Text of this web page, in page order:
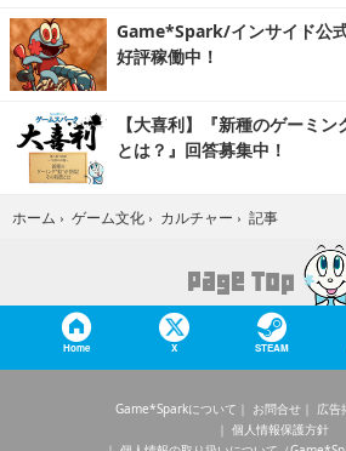
Game*Spark/インサイド公
好評稼働中！
【大喜利】『新種のゲーミ
とは？』回答募集中！
ホーム › ゲーム文化 › カルチャー › 記事
Home X STEAM
Game*Sparkについて お問合せ 広告
個人情報保護方針